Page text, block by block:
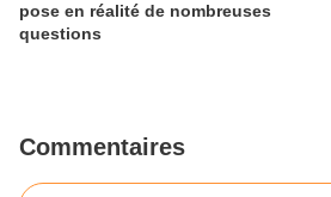
pose en réalité de nombreuses
questions
Commentaires